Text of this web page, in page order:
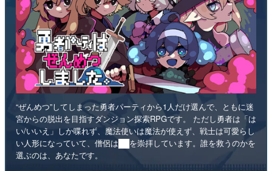
“ぜんめつ”してしまった勇者パーティから1人だけ選んで、ともに迷
宮からの脱出を目指すダンジョン探索RPGです。 ただし勇者は「は
い/いいえ」しか喋れず、魔法使いは魔法が使えず、戦士は可愛らし
い人形になっていて、僧侶は██を崇拝しています。誰を救うのかを
選ぶのは、あなたです。